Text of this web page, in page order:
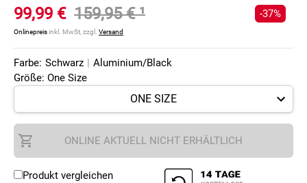
99,99 € 159,95 €¹
Onlinepreisinkl. MwSt, zzgl. Versand
-37%
Farbe: Schwarz | Aluminium/Black
Größe: One Size
ONLINE AKTUELL NICHT ERHÄLTLICH
Produkt vergleichen